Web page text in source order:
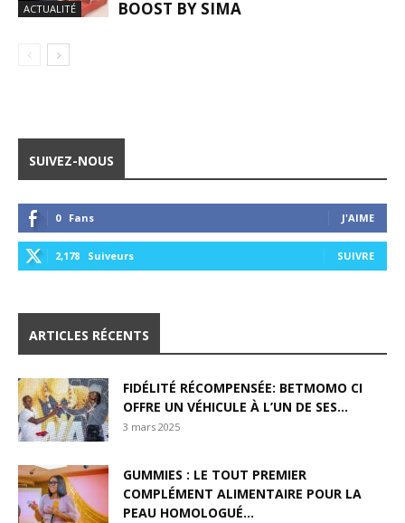
ACTUALITÉ BOOST BY SIMA
SUIVEZ-NOUS
0 Fans J'AIME
2,178 Suiveurs SUIVRE
ARTICLES RÉCENTS
FIDÉLITÉ RÉCOMPENSÉE: BETMOMO CI
OFFRE UN VÉHICULE À L’UN DE SES...
3 mars 2025
GUMMIES : LE TOUT PREMIER
COMPLÉMENT ALIMENTAIRE POUR LA
PEAU HOMOLOGUÉ...